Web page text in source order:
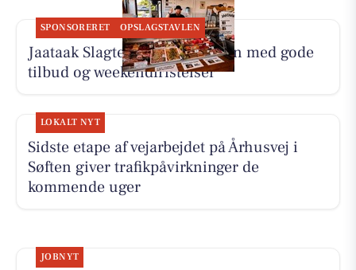
SPONSORERET OPSLAGSTAVLEN
Jaataak Slagteren fylder disken med gode
tilbud og weekendfristelser
LOKALT NYT
Sidste etape af vejarbejdet på Århusvej i
Søften giver trafikpåvirkninger de
kommende uger
JOBNYT